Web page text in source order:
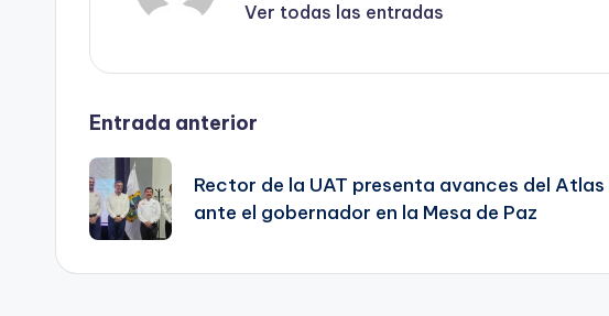
Ver todas las entradas
Navegación
de
entradas
Entrada anterior
Rector de la UAT presenta avances del Atlas
ante el gobernador en la Mesa de Paz